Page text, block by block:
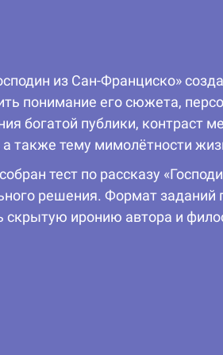
из Сан-Франциско»
понимание его сюжета,
богатой публики, контраст
а также тему мимолётности
тест по рассказу
решения. Формат заданий
скрытую иронию автора и